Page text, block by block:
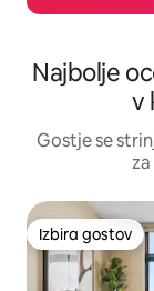
Najbolje
v
Gostje se
Izbira gostov
Izbira gostov